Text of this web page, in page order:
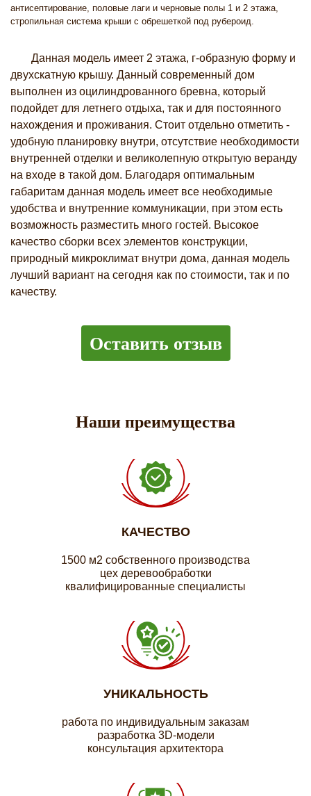
антисептирование, половые лаги и черновые полы 1 и 2 этажа,
стропильная система крыши с обрешеткой под рубероид.
Данная модель имеет 2 этажа, г-образную форму и
двухскатную крышу. Данный современный дом
выполнен из оцилиндрованного бревна, который
подойдет для летнего отдыха, так и для постоянного
нахождения и проживания. Стоит отдельно отметить -
удобную планировку внутри, отсутствие необходимости
внутренней отделки и великолепную открытую веранду
на входе в такой дом. Благодаря оптимальным
габаритам данная модель имеет все необходимые
удобства и внутренние коммуникации, при этом есть
возможность разместить много гостей. Высокое
качество сборки всех элементов конструкции,
природный микроклимат внутри дома, данная модель
лучший вариант на сегодня как по стоимости, так и по
качеству.
Оставить отзыв
Наши преимущества
КАЧЕСТВО
1500 м2 собственного производства
цех деревообработки
квалифицированные специалисты
УНИКАЛЬНОСТЬ
работа по индивидуальным заказам
разработка 3D-модели
консультация архитектора